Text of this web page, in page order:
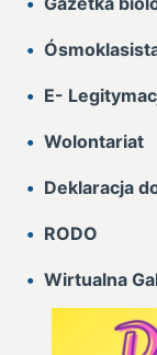
E-
Wolontariat
Deklaracja
RODO
Wirtualna